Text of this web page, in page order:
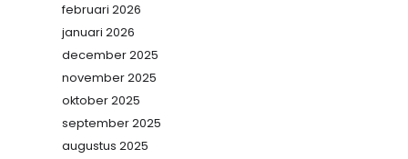
februari 2026
januari 2026
december 2025
november 2025
oktober 2025
september 2025
augustus 2025